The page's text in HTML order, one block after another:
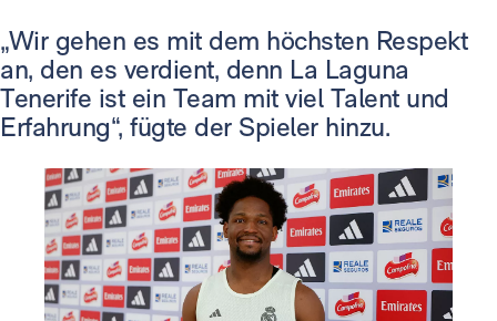
„Wir gehen es mit dem höchsten Respekt
an, den es verdient, denn La Laguna
Tenerife ist ein Team mit viel Talent und
Erfahrung“, fügte der Spieler hinzu.